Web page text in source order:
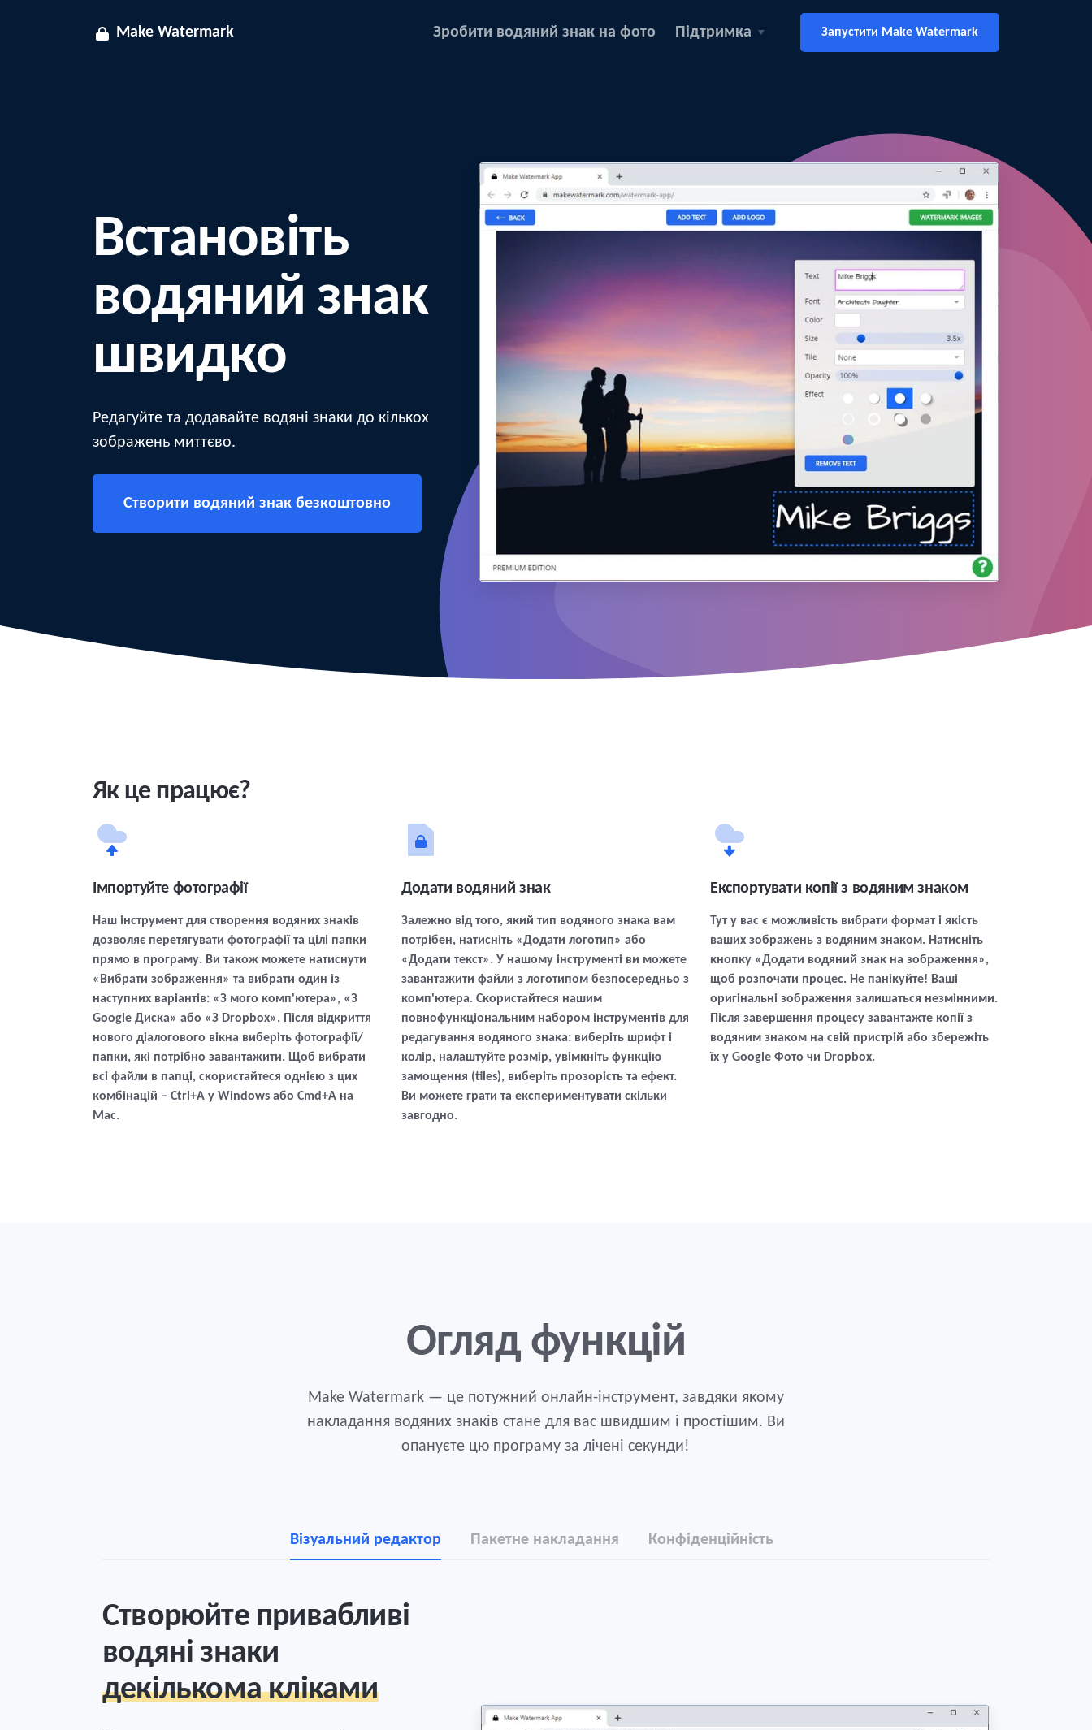
Make Watermark Запустити Make Watermark
Зробити водяний знак на фото Підтримка
Встановіть
водяний знак
швидко
Редагуйте та додавайте водяні знаки до кількох
зображень миттєво.
Створити водяний знак безкоштовно
Як це працює?
Імпортуйте фотографії
Наш інструмент для створення водяних знаків
дозволяє перетягувати фотографії та цілі папки
прямо в програму. Ви також можете натиснути
«Вибрати зображення» та вибрати один із
наступних варіантів: «З мого комп'ютера», «З
Google Диска» або «З Dropbox». Після відкриття
нового діалогового вікна виберіть фотографії/
папки, які потрібно завантажити. Щоб вибрати
всі файли в папці, скористайтеся однією з цих
комбінацій – Ctrl+A у Windows або Cmd+A на
Mac.
Додати водяний знак
Залежно від того, який тип водяного знака вам
потрібен, натисніть «Додати логотип» або
«Додати текст». У нашому інструменті ви можете
завантажити файли з логотипом безпосередньо з
комп'ютера. Скористайтеся нашим
повнофункціональним набором інструментів для
редагування водяного знака: виберіть шрифт і
колір, налаштуйте розмір, увімкніть функцію
замощення (tiles), виберіть прозорість та ефект.
Ви можете грати та експериментувати скільки
завгодно.
Експортувати копії з водяним знаком
Тут у вас є можливість вибрати формат і якість
ваших зображень з водяним знаком. Натисніть
кнопку «Додати водяний знак на зображення»,
щоб розпочати процес. Не панікуйте! Ваші
оригінальні зображення залишаться незмінними.
Після завершення процесу завантажте копії з
водяним знаком на свій пристрій або збережіть
їх у Google Фото чи Dropbox.
Огляд функцій
Make Watermark — це потужний онлайн-інструмент, завдяки якому
накладання водяних знаків стане для вас швидшим і простішим. Ви
опануєте цю програму за лічені секунди!
Візуальний редактор Пакетне накладання Конфіденційність
Створюйте привабливі
водяні знаки
декількома кліками